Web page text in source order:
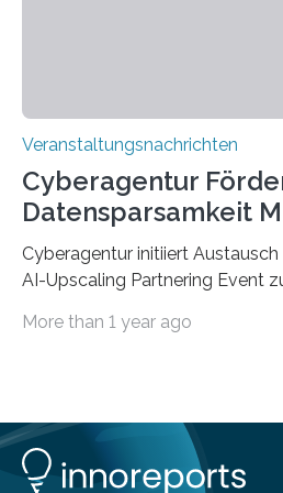
Veranstaltungsnachrichten
Cyberagentur
Datensparsamkeit
Cyberagentur initiiert
AI-Upscaling Partnering Event
innovative
Entwicklung von Technologien
Datenreduktion und
More than 1 year ago